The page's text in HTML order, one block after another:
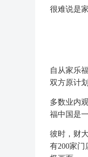
很难说是
自从家乐
双方原计
多数业内
福中国是
彼时，财
有200家